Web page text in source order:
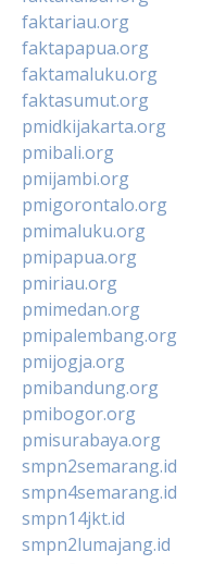
faktariau.org
faktapapua.org
faktamaluku.org
faktasumut.org
pmidkijakarta.org
pmibali.org
pmijambi.org
pmigorontalo.org
pmimaluku.org
pmipapua.org
pmiriau.org
pmimedan.org
pmipalembang.org
pmijogja.org
pmibandung.org
pmibogor.org
pmisurabaya.org
smpn2semarang.id
smpn4semarang.id
smpn14jkt.id
smpn2lumajang.id